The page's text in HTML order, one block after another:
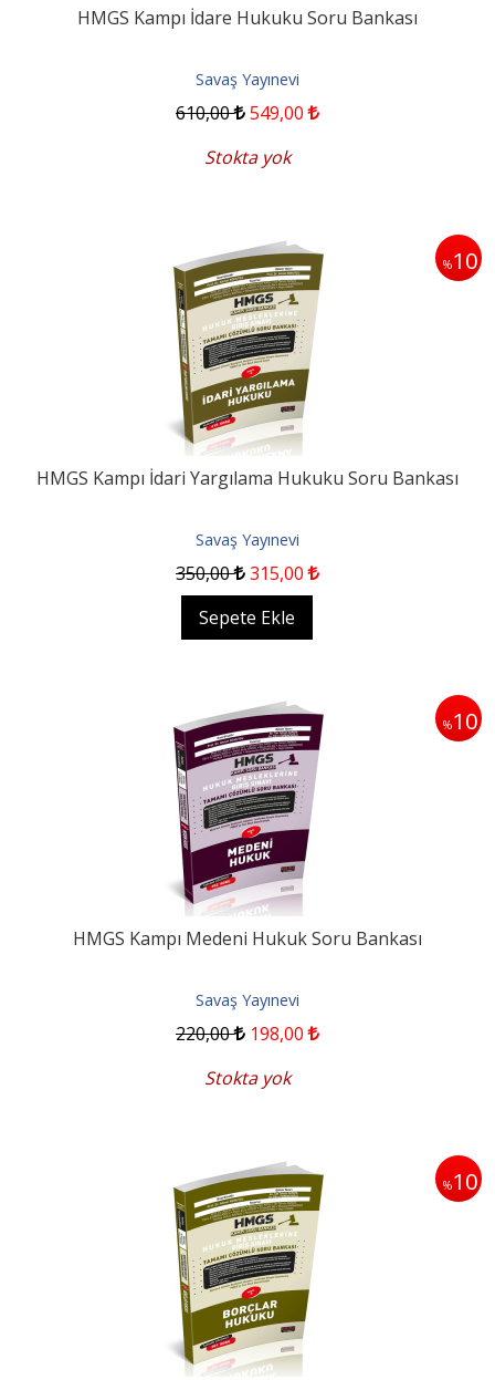
HMGS Kampı İdare Hukuku Soru Bankası
Savaş Yayınevi
610,00 549,00
Stokta yok
%10
HMGS Kampı İdari Yargılama Hukuku Soru Bankası
Savaş Yayınevi
350,00 315,00
Sepete Ekle
%10
HMGS Kampı Medeni Hukuk Soru Bankası
Savaş Yayınevi
220,00 198,00
Stokta yok
%10